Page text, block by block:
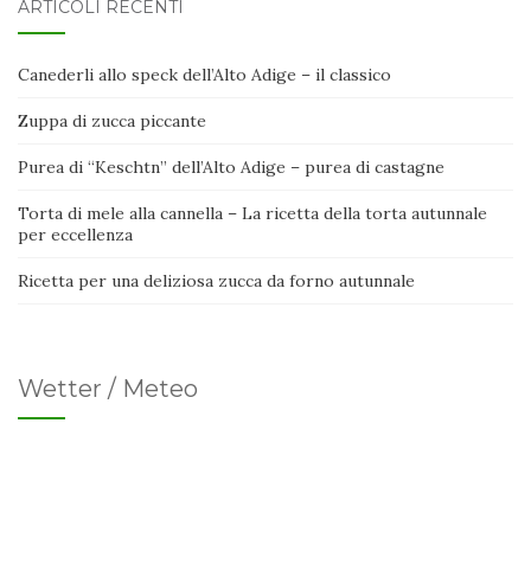
ARTICOLI RECENTI
Canederli allo speck dell’Alto Adige – il classico
Zuppa di zucca piccante
Purea di “Keschtn” dell’Alto Adige – purea di castagne
Torta di mele alla cannella – La ricetta della torta autunnale
per eccellenza
Ricetta per una deliziosa zucca da forno autunnale
Wetter / Meteo